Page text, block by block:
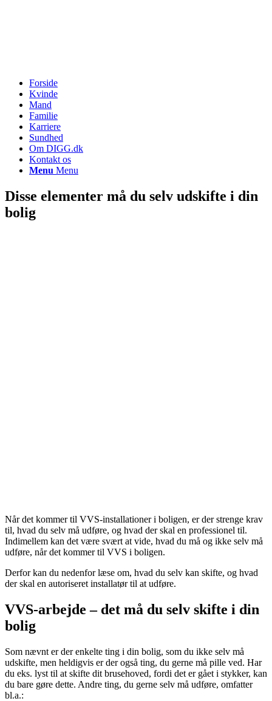
Forside
Kvinde
Mand
Familie
Karriere
Sundhed
Om DIGG.dk
Kontakt os
Menu Menu
Disse elementer må du selv udskifte i din
bolig
Når det kommer til VVS-installationer i boligen, er der strenge krav
til, hvad du selv må udføre, og hvad der skal en professionel til.
Indimellem kan det være svært at vide, hvad du må og ikke selv må
udføre, når det kommer til VVS i boligen.
Derfor kan du nedenfor læse om, hvad du selv kan skifte, og hvad
der skal en autoriseret installatør til at udføre.
VVS-arbejde – det må du selv skifte i din
bolig
Som nævnt er der enkelte ting i din bolig, som du ikke selv må
udskifte, men heldigvis er der også ting, du gerne må pille ved. Har
du eks. lyst til at skifte dit brusehoved, fordi det er gået i stykker, kan
du bare gøre dette. Andre ting, du gerne selv må udføre, omfatter
bl.a.: